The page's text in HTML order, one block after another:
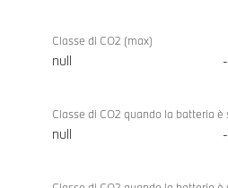
Classe di CO2 (max)
null -
Classe di CO2 quando la batteria è
null -